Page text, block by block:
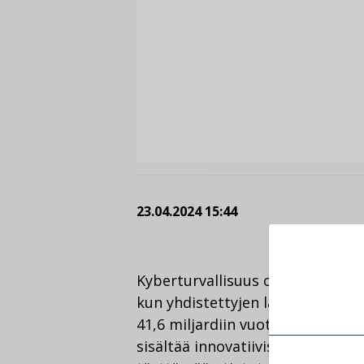
23.04.2024 15:44
Kyberturvallisuus on kasvava
kun yhdistettyjen laitteiden
41,6 miljardiin vuoteen 2025
sisältää innovatiivisia